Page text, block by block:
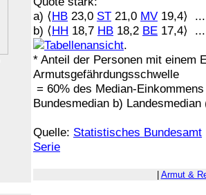
a) ⟨HB 23,0 ST 21,0 MV 19,4⟩
b) ⟨HH 18,7 HB 18,2 BE 17,4⟩
.
* Anteil der Personen mit einem
Armutsgefährdungsschwelle
= 60% des Median-
Bundesmedian b)
Quelle: Statistisches Bundesamt
Serie
Armut &